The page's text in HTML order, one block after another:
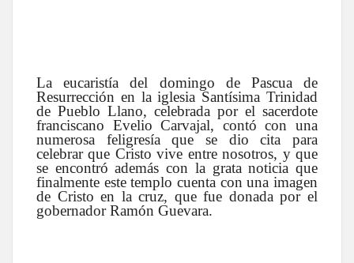
La eucaristía del domingo de Pascua de
Resurrección en la iglesia Santísima Trinidad
de Pueblo Llano, celebrada por el sacerdote
franciscano Evelio Carvajal, contó con una
numerosa feligresía que se dio cita para
celebrar que Cristo vive entre nosotros, y que
se encontró además con la grata noticia que
finalmente este templo cuenta con una imagen
de Cristo en la cruz, que fue donada por el
gobernador Ramón Guevara.